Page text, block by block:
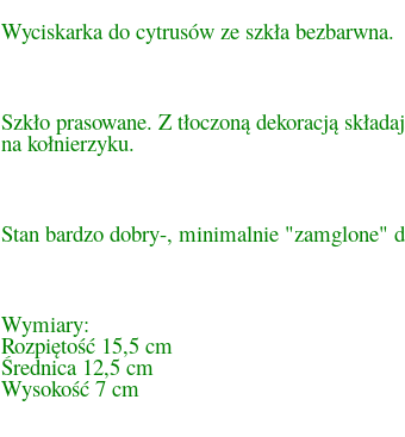
Wyciskarka do cytrusów ze szkła bezbarwna.
Szkło prasowane. Z tłoczoną dekoracją
na kołnierzyku.
Stan bardzo dobry-, minimalnie "zamglone"
Wymiary:
Rozpiętość 15,5 cm
Średnica 12,5 cm
Wysokość 7 cm